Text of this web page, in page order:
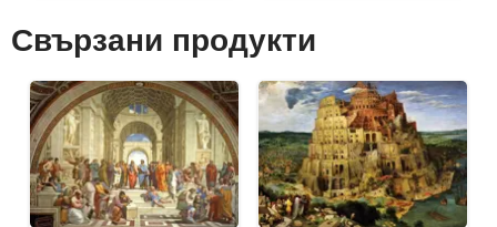
Свързани продукти